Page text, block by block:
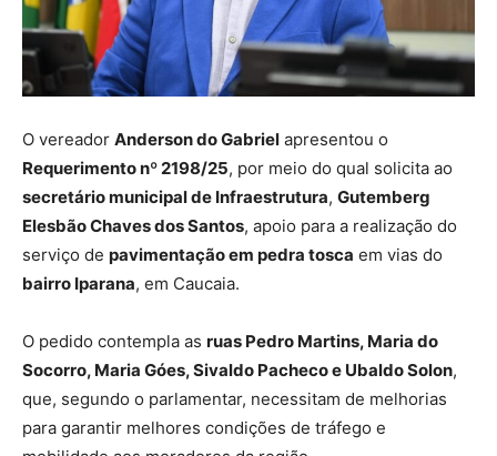
O vereador Anderson do Gabriel apresentou o
Requerimento nº 2198/25, por meio do qual solicita ao
secretário municipal de Infraestrutura, Gutemberg
Elesbão Chaves dos Santos, apoio para a realização do
serviço de pavimentação em pedra tosca em vias do
bairro Iparana, em Caucaia.
O pedido contempla as ruas Pedro Martins, Maria do
Socorro, Maria Góes, Sivaldo Pacheco e Ubaldo Solon,
que, segundo o parlamentar, necessitam de melhorias
para garantir melhores condições de tráfego e